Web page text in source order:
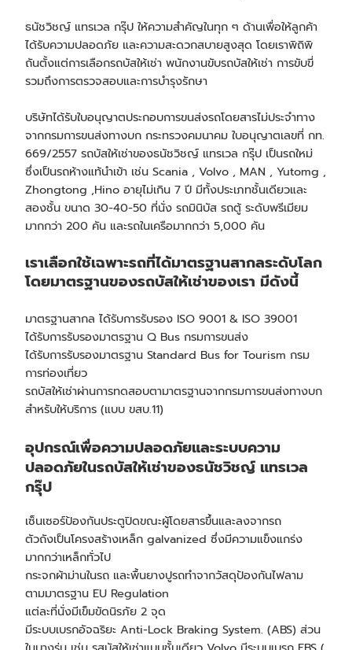
ธนัชวิชญ์ แทรเวล กรุ๊ป ให้ความสำคัญในทุก ๆ ด้านเพื่อให้ลูกค้า
ได้รับความปลอดภัย และความสะดวกสบายสูงสุด โดยเราพิถิพิ
ถันตั้งแต่การเลือกรถบัสให้เช่า พนักงานขับรถบัสให้เช่า การขับขี่
รวมถึงการตรวจสอบและการบำรุงรักษา
บริษัทได้รับใบอนุญาตประกอบการขนส่งรถโดยสารไม่ประจำทาง
จากกรมการขนส่งทางบก กระทรวงคมนาคม ใบอนุญาตเลขที่ กท.
669/2557รถบัสให้เช่าของธนัชวิชญ์ แทรเวล กรุ๊ป เป็นรถใหม่
ซึ่งเป็นรถห้างแท้นำเข้า เช่น Scania , Volvo , MAN , Yutomg ,
Zhongtong ,Hino อายุไม่เกิน 7 ปี มีทั้งประเภทชั้นเดียวและ
สองชั้น ขนาด 30-40-50 ที่นั่ง รถมินิบัส รถตู้ ระดับพรีเมียม
มากกว่า 200 คัน และรถในเครือมากกว่า 5,000 คัน
เราเลือกใช้เฉพาะรถที่ได้มาตรฐานสากลระดับโลก
โดยมาตรฐานของรถบัสให้เช่าของเรา มีดังนี้
มาตรฐานสากล ได้รับการรับรอง ISO 9001 & ISO 39001
ได้รับการรับรองมาตรฐาน Q Bus กรมการขนส่ง
ได้รับการรับรองมาตรฐาน Standard Bus for Tourism กรม
การท่องเที่ยว
รถบัสให้เช่าผ่านการทดสอบตามาตรฐานจากกรมการขนส่งทางบก
สำหรับให้บริการ (แบบ ขสบ.11)
อุปกรณ์เพื่อความปลอดภัยและระบบความ
ปลอดภัยในรถบัสให้เช่าของธนัชวิชญ์ แทรเวล
กรุ๊ป
เซ็นเซอร์ป้องกันประตูปิดขณะผู้โดยสารขึ้นและลงจากรถ
ตัวถังเป็นโครงสร้างเหล็ก galvanized ซึ่งมีความแข็งแกร่ง
มากกว่าเหล็กทั่วไป
กระจกผ้าม่านในรถ และพื้นยางปูรถทำจากวัสดุป้องกันไฟลาม
ตามมาตรฐาน EU Regulation
แต่ละที่นั่งมีเข็มขัดนิรภัย 2 จุด
มีระบบเบรกอัจฉริยะ Anti-Lock Braking System. (ABS) ส่วน